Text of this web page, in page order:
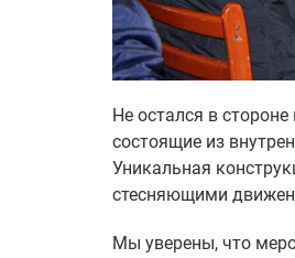
Не остался в
состоящие из
Уникальная
стесняющими
Мы уверены, что